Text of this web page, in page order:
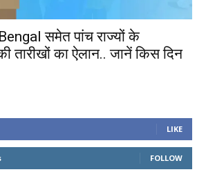
समेत पांच राज्यों के
तारीखों का ऐलान.. जानें किस दिन
LIKE
FOLLOW